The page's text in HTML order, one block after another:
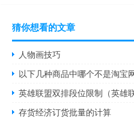
猜你想看的文章
人物画技巧
存货经济订货批量的计算